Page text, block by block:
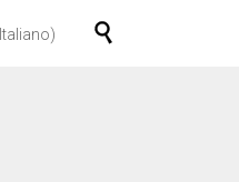
Skip
Italiano) 